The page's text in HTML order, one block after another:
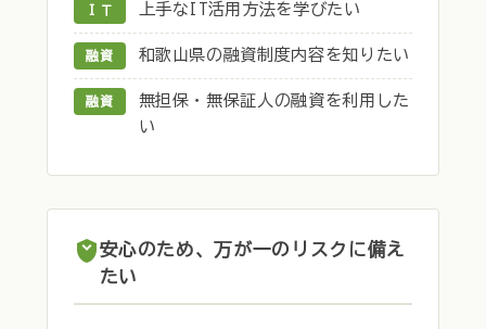
ＩＴ 上手なIT活用方法を学びたい
融資 和歌山県の融資制度内容を知りたい
融資
無担保・無保証人の融資を利用した
い
安心のため、万が一のリスクに備え
たい